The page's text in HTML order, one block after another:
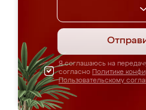
Я соглашаюсь на
согласно Политике
Пользовательскому